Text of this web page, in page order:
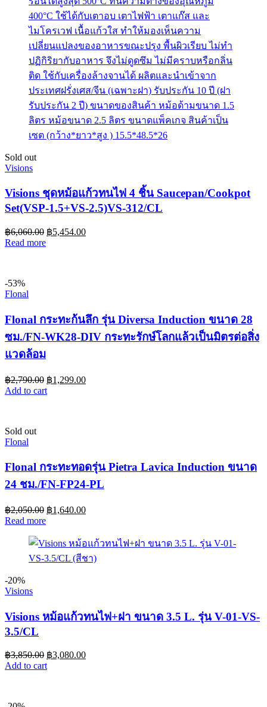
Sold out
Visions
Visions ชุดหม้อแก้วทนไฟ 4 ชิ้น Saucepan/Cookpot
Set(VSP-1.5+VS-2.5)VS-312/CL
฿6,060.00 ฿5,454.00
Read more
-53%
Flonal
Flonal กระทะก้นลึก รุ่น Diversa Induction ขนาด 28
ซม./FN-WK28-DIV กระทะรักษ์โลกแล้วเป็นมิตรต่อสิ่ง
แวดล้อม
฿2,790.00 ฿1,299.00
Add to cart
Sold out
Flonal
Flonal กระทะทอดรุ่น Pietra Lavica Induction ขนาด
24 ชม./FN-FP24-PL
฿2,050.00 ฿1,640.00
Read more
-20%
Visions
Visions หม้อแก้วทนไฟ+ฝา ขนาด 3.5 L. รุ่น V-01-VS-
3.5/CL
฿3,850.00 ฿3,080.00
Add to cart